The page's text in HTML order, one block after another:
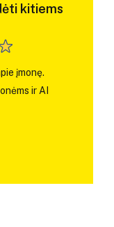
kitiems
įmonę.
ir AI